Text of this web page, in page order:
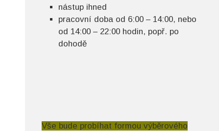
nástup ihned
pracovní doba od 6:00 – 14:00, nebo
od 14:00 – 22:00 hodin, popř. po
dohodě
Vše bude probíhat formou výběrového